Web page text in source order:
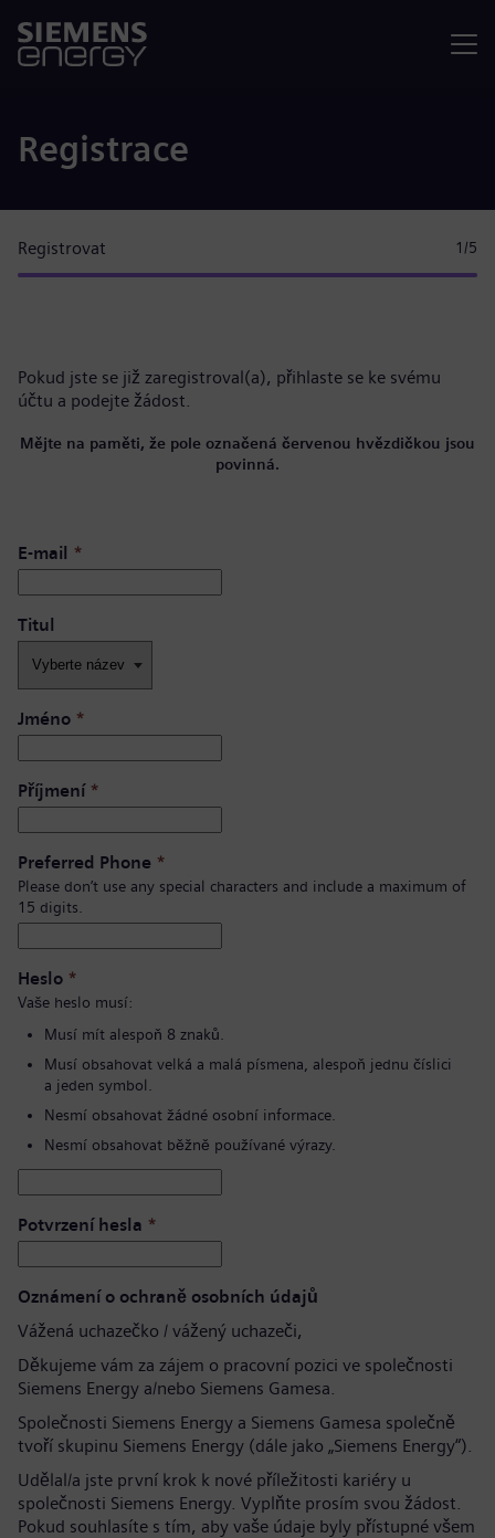
Registrace
Registrovat 1 /5
Pokud jste se již zaregistroval(a), přihlaste se ke svému
účtu a podejte žádost.
Mějte na paměti, že pole označená červenou hvězdičkou jsou
povinná.
E-mail *
Titul
Jméno *
Příjmení*
Preferred Phone *
Please don’t use any special characters and include a maximum of
15 digits.
Heslo *
Vaše heslo musí:
Musí mít alespoň 8 znaků.
Musí obsahovat velká a malá písmena, alespoň jednu číslici
a jeden symbol.
Nesmí obsahovat žádné osobní informace.
Nesmí obsahovat běžně používané výrazy.
Potvrzení hesla *
Oznámení o ochraně osobních údajů
Vážená uchazečko / vážený uchazeči,
Děkujeme vám za zájem o pracovní pozici ve společnosti
Siemens Energy a/nebo Siemens Gamesa.
Společnosti Siemens Energy a Siemens Gamesa společně
tvoří skupinu Siemens Energy (dále jako „Siemens Energy“).
Udělal/a jste první krok k nové příležitosti kariéry u
společnosti Siemens Energy. Vyplňte prosím svou žádost.
Pokud souhlasíte s tím, aby vaše údaje byly přístupné všem